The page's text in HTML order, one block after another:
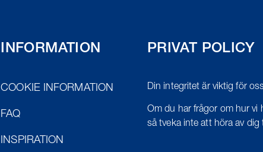
INFORMATION
COOKIE INFORMATION
FAQ
INSPIRATION
PRIVAT POLICY
Din integritet är viktig för
Om du har frågor om hur vi
så tveka inte att höra av dig